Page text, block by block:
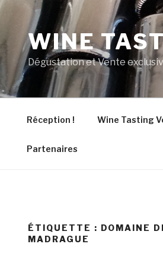
WINE
Dégustation et Vente
Réception ! Wine Tasting
Partenaires
ÉTIQUETTE : DOMAINE
MADRAGUE